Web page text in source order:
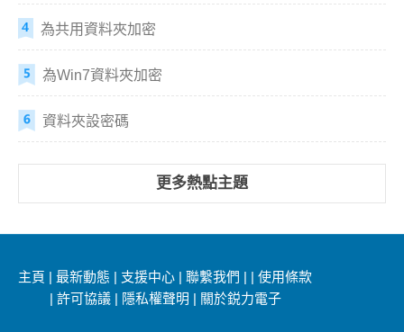
為共用資料夾加密
為Win7資料夾加密
資料夾設密碼
更多熱點主題
主頁 |最新動態 | 支援中心 |聯繫我們 | |使用條款
| 許可協議| 隱私權聲明 | 關於鋭力電子